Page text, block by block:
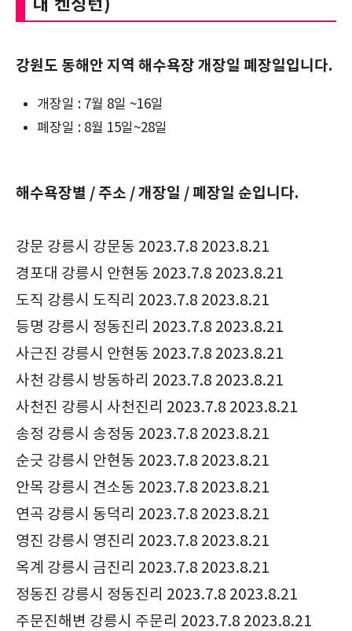
대 켄싱턴)
강원도 동해안 지역 해수욕장 개장일 폐장일입니다.
개장일 : 7월 8일 ~16일
폐장일 : 8월 15일~28일
해수욕장별 / 주소 / 개장일 / 폐장일 순입니다.
강문 강릉시 강문동 2023.7.8 2023.8.21
경포대 강릉시 안현동 2023.7.8 2023.8.21
도직 강릉시 도직리 2023.7.8 2023.8.21
등명 강릉시 정동진리 2023.7.8 2023.8.21
사근진 강릉시 안현동 2023.7.8 2023.8.21
사천 강릉시 방동하리 2023.7.8 2023.8.21
사천진 강릉시 사천진리 2023.7.8 2023.8.21
송정 강릉시 송정동 2023.7.8 2023.8.21
순긋 강릉시 안현동 2023.7.8 2023.8.21
안목 강릉시 견소동 2023.7.8 2023.8.21
연곡 강릉시 동덕리 2023.7.8 2023.8.21
영진 강릉시 영진리 2023.7.8 2023.8.21
옥계 강릉시 금진리 2023.7.8 2023.8.21
정동진 강릉시 정동진리 2023.7.8 2023.8.21
주문진해변 강릉시 주문리 2023.7.8 2023.8.21